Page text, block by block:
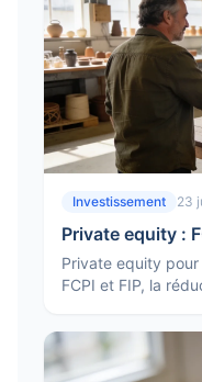
Investissement 23
Private equity :
Private equity pour
FCPI et FIP, la
adapté.